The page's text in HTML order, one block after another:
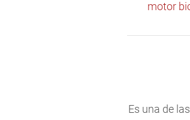
motor
Es una de